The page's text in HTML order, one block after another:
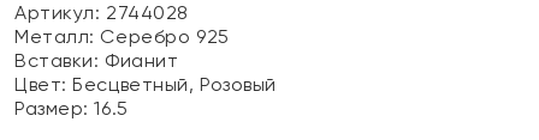
Артикул: 2744028
Металл: Серебро 925
Вставки: Фианит
Цвет:Бесцветный, Розовый
Размер:16.5